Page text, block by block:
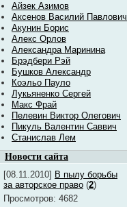
Айзек Азимов
Аксенов Василий Павлович
Акунин Борис
Алекс Орлов
Александра Маринина
Брэдбери Рэй
Бушков Александр
Коэльо Пауло
Лукьяненко Сергей
Макс Фрай
Пелевин Виктор Олегович
Пикуль Валентин Саввич
Станислав Лем
Новости сайта
[08.11.2010] В пылу борьбы
за авторское право (2)
Просмотров: 4682